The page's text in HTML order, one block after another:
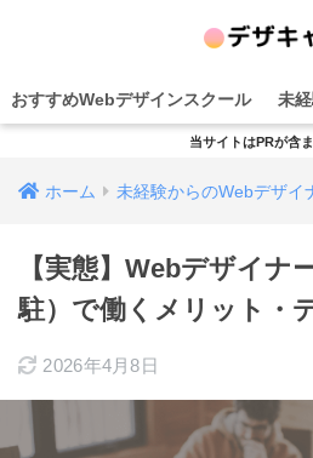
おすすめWebデザインスクール 未
当サイトはPRが含
ホーム 未経験からのWebデザイ
【実態】Webデザイナ
駐）で働くメリット・
2026年4月8日